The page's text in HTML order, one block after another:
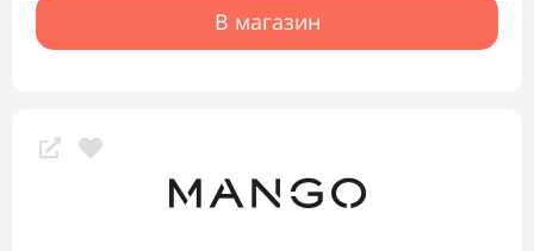
В магазин